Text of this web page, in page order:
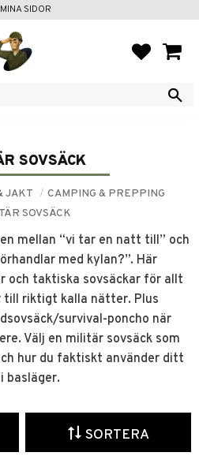
MINA SIDOR
SOVSÄCK
JAKT
CAMPING & PREPPING
SOVSÄCK
mellan “vi tar en natt till” och
med kylan?”. Här
och taktiska sovsäckar för allt
till riktigt kalla nätter. Plus
survival-poncho när
Välj en militär sovsäck som
hur du faktiskt använder ditt
basläger.
SORTERA